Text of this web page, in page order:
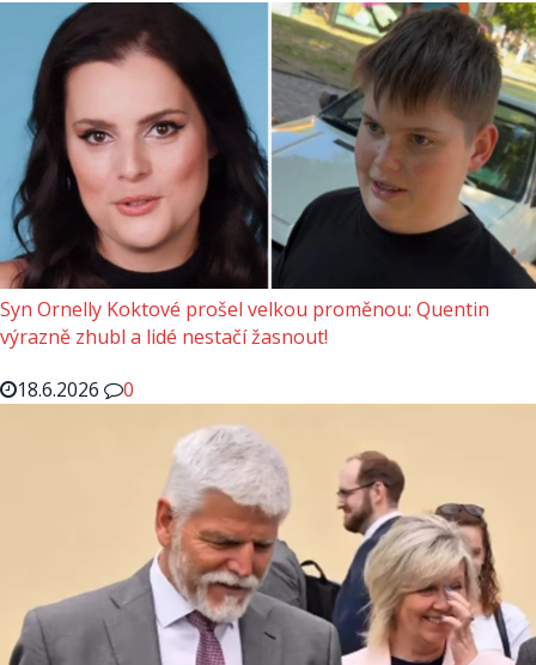
Syn Ornelly Koktové prošel velkou proměnou: Quentin
výrazně zhubl a lidé nestačí žasnout!
18.6.2026
0